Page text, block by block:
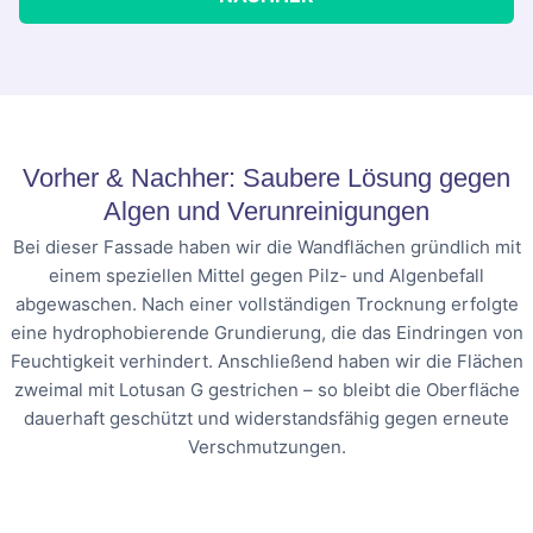
Vorher & Nachher: Saubere Lösung gegen
Algen und Verunreinigungen
Bei dieser Fassade haben wir die Wandflächen gründlich mit
einem speziellen Mittel gegen Pilz- und Algenbefall
abgewaschen. Nach einer vollständigen Trocknung erfolgte
eine hydrophobierende Grundierung, die das Eindringen von
Feuchtigkeit verhindert. Anschließend haben wir die Flächen
zweimal mit Lotusan G gestrichen – so bleibt die Oberfläche
dauerhaft geschützt und widerstandsfähig gegen erneute
Verschmutzungen.